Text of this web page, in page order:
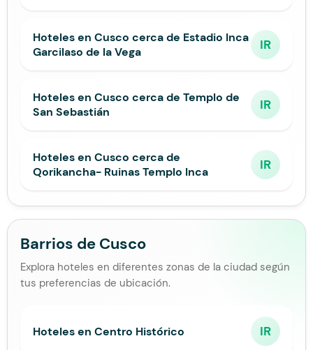
Hoteles en Cusco cerca de Estadio Inca
Garcilaso de la Vega
IR
Hoteles en Cusco cerca de Templo de
San Sebastián
IR
Hoteles en Cusco cerca de
Qorikancha- Ruinas Templo Inca
IR
Barrios de Cusco
Explora hoteles en diferentes zonas de la ciudad según
tus preferencias de ubicación.
Hoteles en Centro Histórico IR